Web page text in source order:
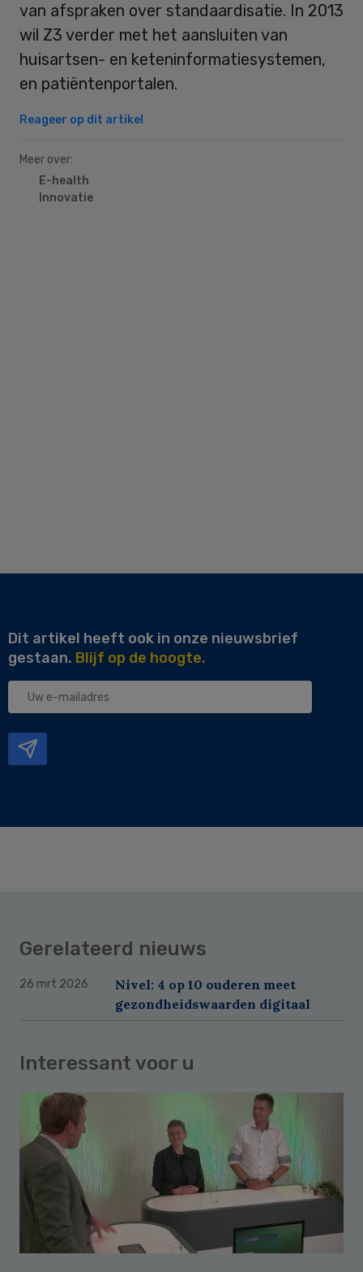
van afspraken over standaardisatie. In 2013
wil Z3 verder met het aansluiten van
huisartsen- en keteninformatiesystemen,
en patiëntenportalen.
Reageer op dit artikel
Meer over:
E-health
Innovatie
Dit artikel heeft ook in onze nieuwsbrief
gestaan. Blijf op de hoogte.
Uw
Gerelateerd nieuws
26 mrt 2026
Nivel: 4 op 10 ouderen meet
gezondheidswaarden digitaal
Interessant voor u